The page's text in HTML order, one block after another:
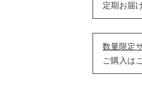
定期お届
数量限定
ご購入は